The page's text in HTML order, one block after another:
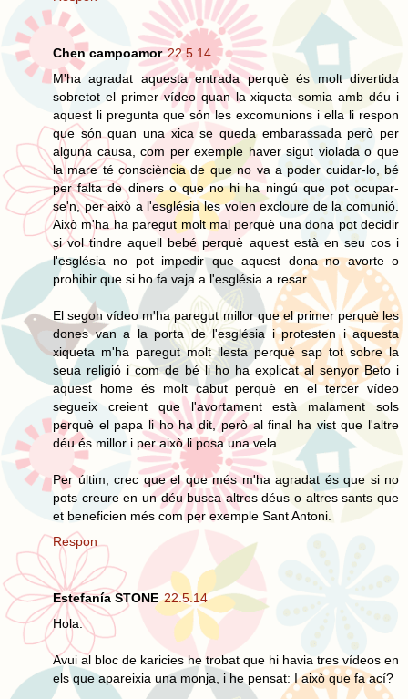
Chen campoamor 22.5.14
M'ha agradat aquesta entrada perquè és molt divertida
sobretot el primer vídeo quan la xiqueta somia amb déu i
aquest li pregunta que són les excomunions i ella li respon
que són quan una xica se queda embarassada però per
alguna causa, com per exemple haver sigut violada o que
la mare té consciència de que no va a poder cuidar-lo, bé
per falta de diners o que no hi ha ningú que pot ocupar-
se'n, per això a l'església les volen excloure de la comunió.
Això m'ha ha paregut molt mal perquè una dona pot decidir
si vol tindre aquell bebé perquè aquest està en seu cos i
l'església no pot impedir que aquest dona no avorte o
prohibir que si ho fa vaja a l'església a resar.
El segon vídeo m'ha paregut millor que el primer perquè les
dones van a la porta de l'església i protesten i aquesta
xiqueta m'ha paregut molt llesta perquè sap tot sobre la
seua religió i com de bé li ho ha explicat al senyor Beto i
aquest home és molt cabut perquè en el tercer vídeo
segueix creient que l'avortament està malament sols
perquè el papa li ho ha dit, però al final ha vist que l'altre
déu és millor i per això li posa una vela.
Per últim, crec que el que més m'ha agradat és que si no
pots creure en un déu busca altres déus o altres sants que
et beneficien més com per exemple Sant Antoni.
Respon
Estefanía STONE 22.5.14
Hola.
Avui al bloc de karicies he trobat que hi havia tres vídeos en
els que apareixia una monja, i he pensat: I això que fa ací?